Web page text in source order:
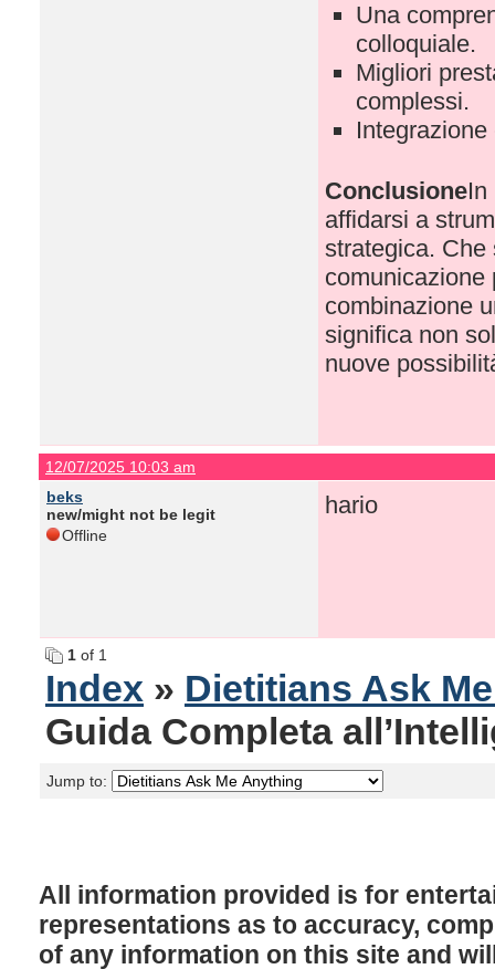
Una
colloquiale.
Migliori
complessi.
ConclusioneIn
affidarsi a
strategica. Che
comunicazione
combinazione
significa non
nuove
12/07/2025 10:03 am
beks
new/might not be legit
Offline
hario
1 of 1
Index » Dietitians Ask
Guida Completa
Jump to:
All information provided is for
representations as to accuracy,
of any information on this site and